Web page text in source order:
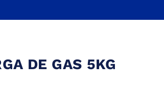
DE GAS 5KG